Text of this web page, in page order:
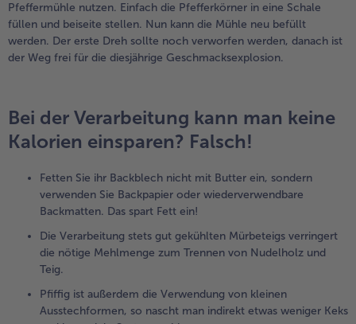
Pfeffermühle nutzen. Einfach die Pfefferkörner in eine Schale
füllen und beiseite stellen. Nun kann die Mühle neu befüllt
werden. Der erste Dreh sollte noch verworfen werden, danach ist
der Weg frei für die diesjährige Geschmacksexplosion.
Bei der Verarbeitung kann man keine
Kalorien einsparen? Falsch!
Fetten Sie ihr Backblech nicht mit Butter ein, sondern
verwenden Sie Backpapier oder wiederverwendbare
Backmatten. Das spart Fett ein!
Die Verarbeitung stets gut gekühlten Mürbeteigs verringert
die nötige Mehlmenge zum Trennen von Nudelholz und
Teig.
Pfiffig ist außerdem die Verwendung von kleinen
Ausstechformen, so nascht man indirekt etwas weniger Keks